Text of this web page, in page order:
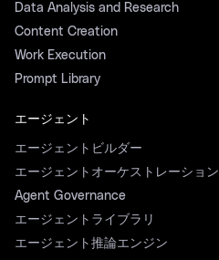
Data Analysis and Research
Content Creation
Work Execution
Prompt Library
エージェント
エージェントビルダー
エージェントオーケストレーション
Agent Governance
エージェントライブラリ
エージェント推論エンジン